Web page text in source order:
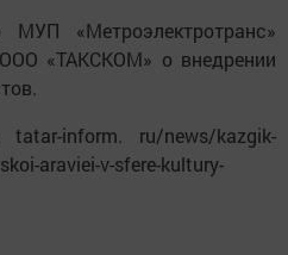
«Метроэлектротранс»
«ТАКСКОМ» о внедрении
inform. ru/news/kazgik-
araviei-v-sfere-kultury-